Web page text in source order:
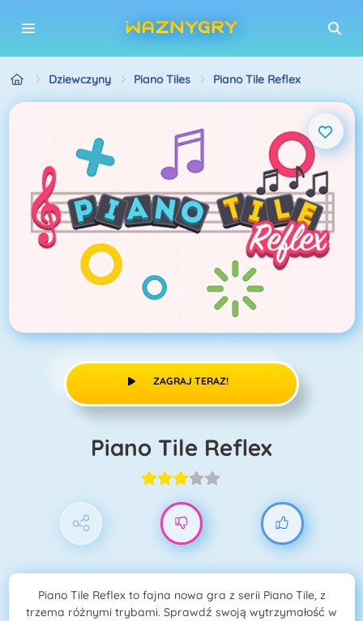
Dziewczyny Piano Tiles Piano Tile Reflex
ZAGRAJ TERAZ!
Piano Tile Reflex
Piano Tile Reflex to fajna nowa gra z serii Piano Tile, z
trzema różnymi trybami. Sprawdź swoją wytrzymałość w